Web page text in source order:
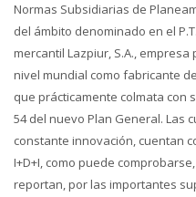
Normas Subsidiarias de
del ámbito denominado en el
mercantil Lazpiur, S.A.,
nivel mundial como fabricante
que prácticamente colmata con
54 del nuevo Plan General. Las
constante innovación, cuentan
I+D+I, como puede
reportan, por las importantes